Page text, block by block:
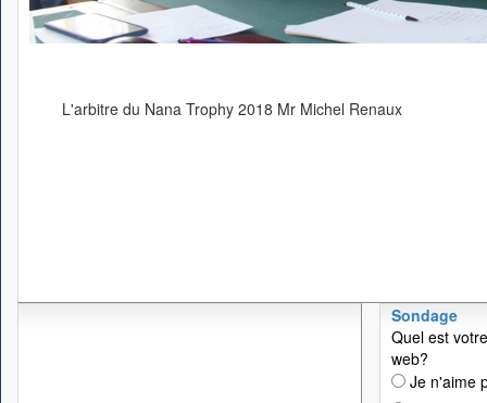
L'arbitre du Nana Trophy 2018 Mr Michel Renaux
Sondage
Quel est
web?
Je n'aime